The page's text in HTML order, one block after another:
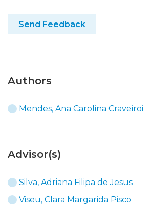
Send Feedback
Authors
Mendes, Ana Carolina Craveiroi
Advisor(s)
Silva, Adriana Filipa de Jesus
Viseu, Clara Margarida Pisco